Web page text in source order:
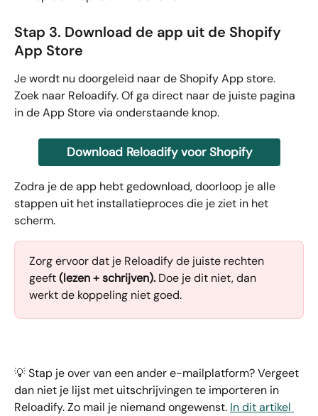
Stap 3. Download de app uit de Shopify
App Store
Je wordt nu doorgeleid naar de Shopify App store.
Zoek naar Reloadify. Of ga direct naar de juiste pagina
in de App Store via onderstaande knop.
Download Reloadify voor Shopify
Zodra je de app hebt gedownload, doorloop je alle
stappen uit het installatieproces die je ziet in het
scherm.
Zorg ervoor dat je Reloadify de juiste rechten
geeft (lezen + schrijven). Doe je dit niet, dan
werkt de koppeling niet goed.
💡 Stap je over van een ander e-mailplatform? Vergeet
dan niet je lijst met uitschrijvingen te importeren in
Reloadify. Zo mail je niemand ongewenst. In dit artikel